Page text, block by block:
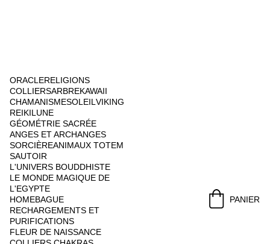
ORACLERELIGIONS
COLLIERSARBREKAWAII
CHAMANISMESOLEIL VIKING
REIKILUNE
GÉOMÉTRIE SACRÉE
ANGES ET ARCHANGES
SORCIÈREANIMAUX TOTEM
SAUTOIR
L'UNIVERS BOUDDHISTE
LE MONDE MAGIQUE DE
L'EGYPTE
HOMEBAGUE
RECHARGEMENTS ET
PURIFICATIONS
FLEUR DE NAISSANCE
PANIER